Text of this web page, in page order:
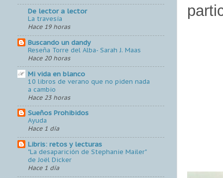
De lector a lector
La travesía
Hace 19 horas
Buscando un dandy
Reseña Torre del Alba- Sarah J. Maas
Hace 20 horas
Mi vida en blanco
10 libros de verano que no piden nada
a cambio
Hace 23 horas
Sueños Prohibidos
Ayuda
Hace 1 día
Libris: retos y lecturas
"La desaparición de Stephanie Mailer"
de Joël Dicker
Hace 1 día